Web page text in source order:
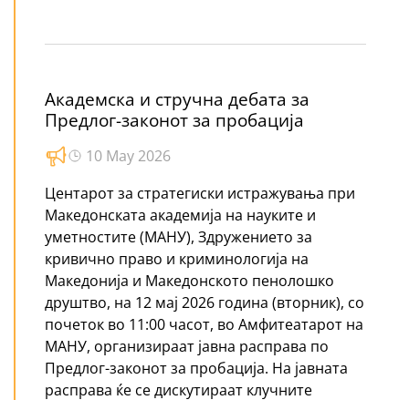
Академска и стручна дебата за
Предлог-законот за пробација
10 May 2026
Центарот за стратегиски истражувања при
Македонската академија на науките и
уметностите (МАНУ), Здружението за
кривично право и криминологија на
Македонија и Македонското пенолошко
друштво, на 12 мај 2026 година (вторник), со
почеток во 11:00 часот, во Амфитеатарот на
МАНУ, организираат јавна расправа по
Предлог-законот за пробација. На јавната
расправа ќе се дискутираат клучните